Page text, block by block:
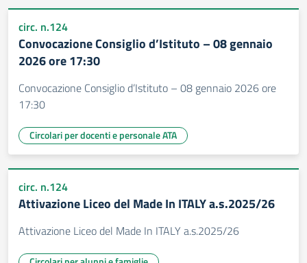
circ. n.124
Convocazione Consiglio d’Istituto – 08 gennaio
2026 ore 17:30
Convocazione Consiglio d’Istituto – 08 gennaio 2026 ore
17:30
Circolari per docenti e personale ATA
circ. n.124
Attivazione Liceo del Made In ITALY a.s.2025/26
Attivazione Liceo del Made In ITALY a.s.2025/26